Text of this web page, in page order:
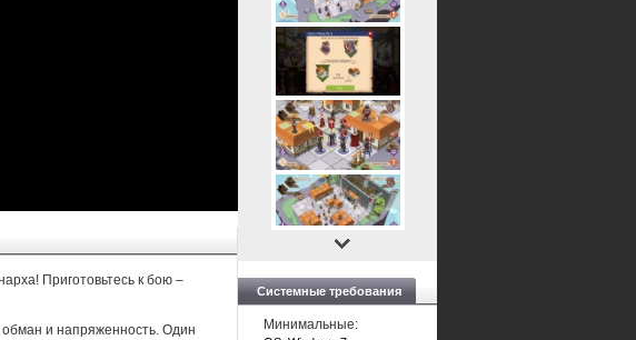
Приготовьтесь к бою –
обман и напряженность. Один
Системные требования
Минимальные: